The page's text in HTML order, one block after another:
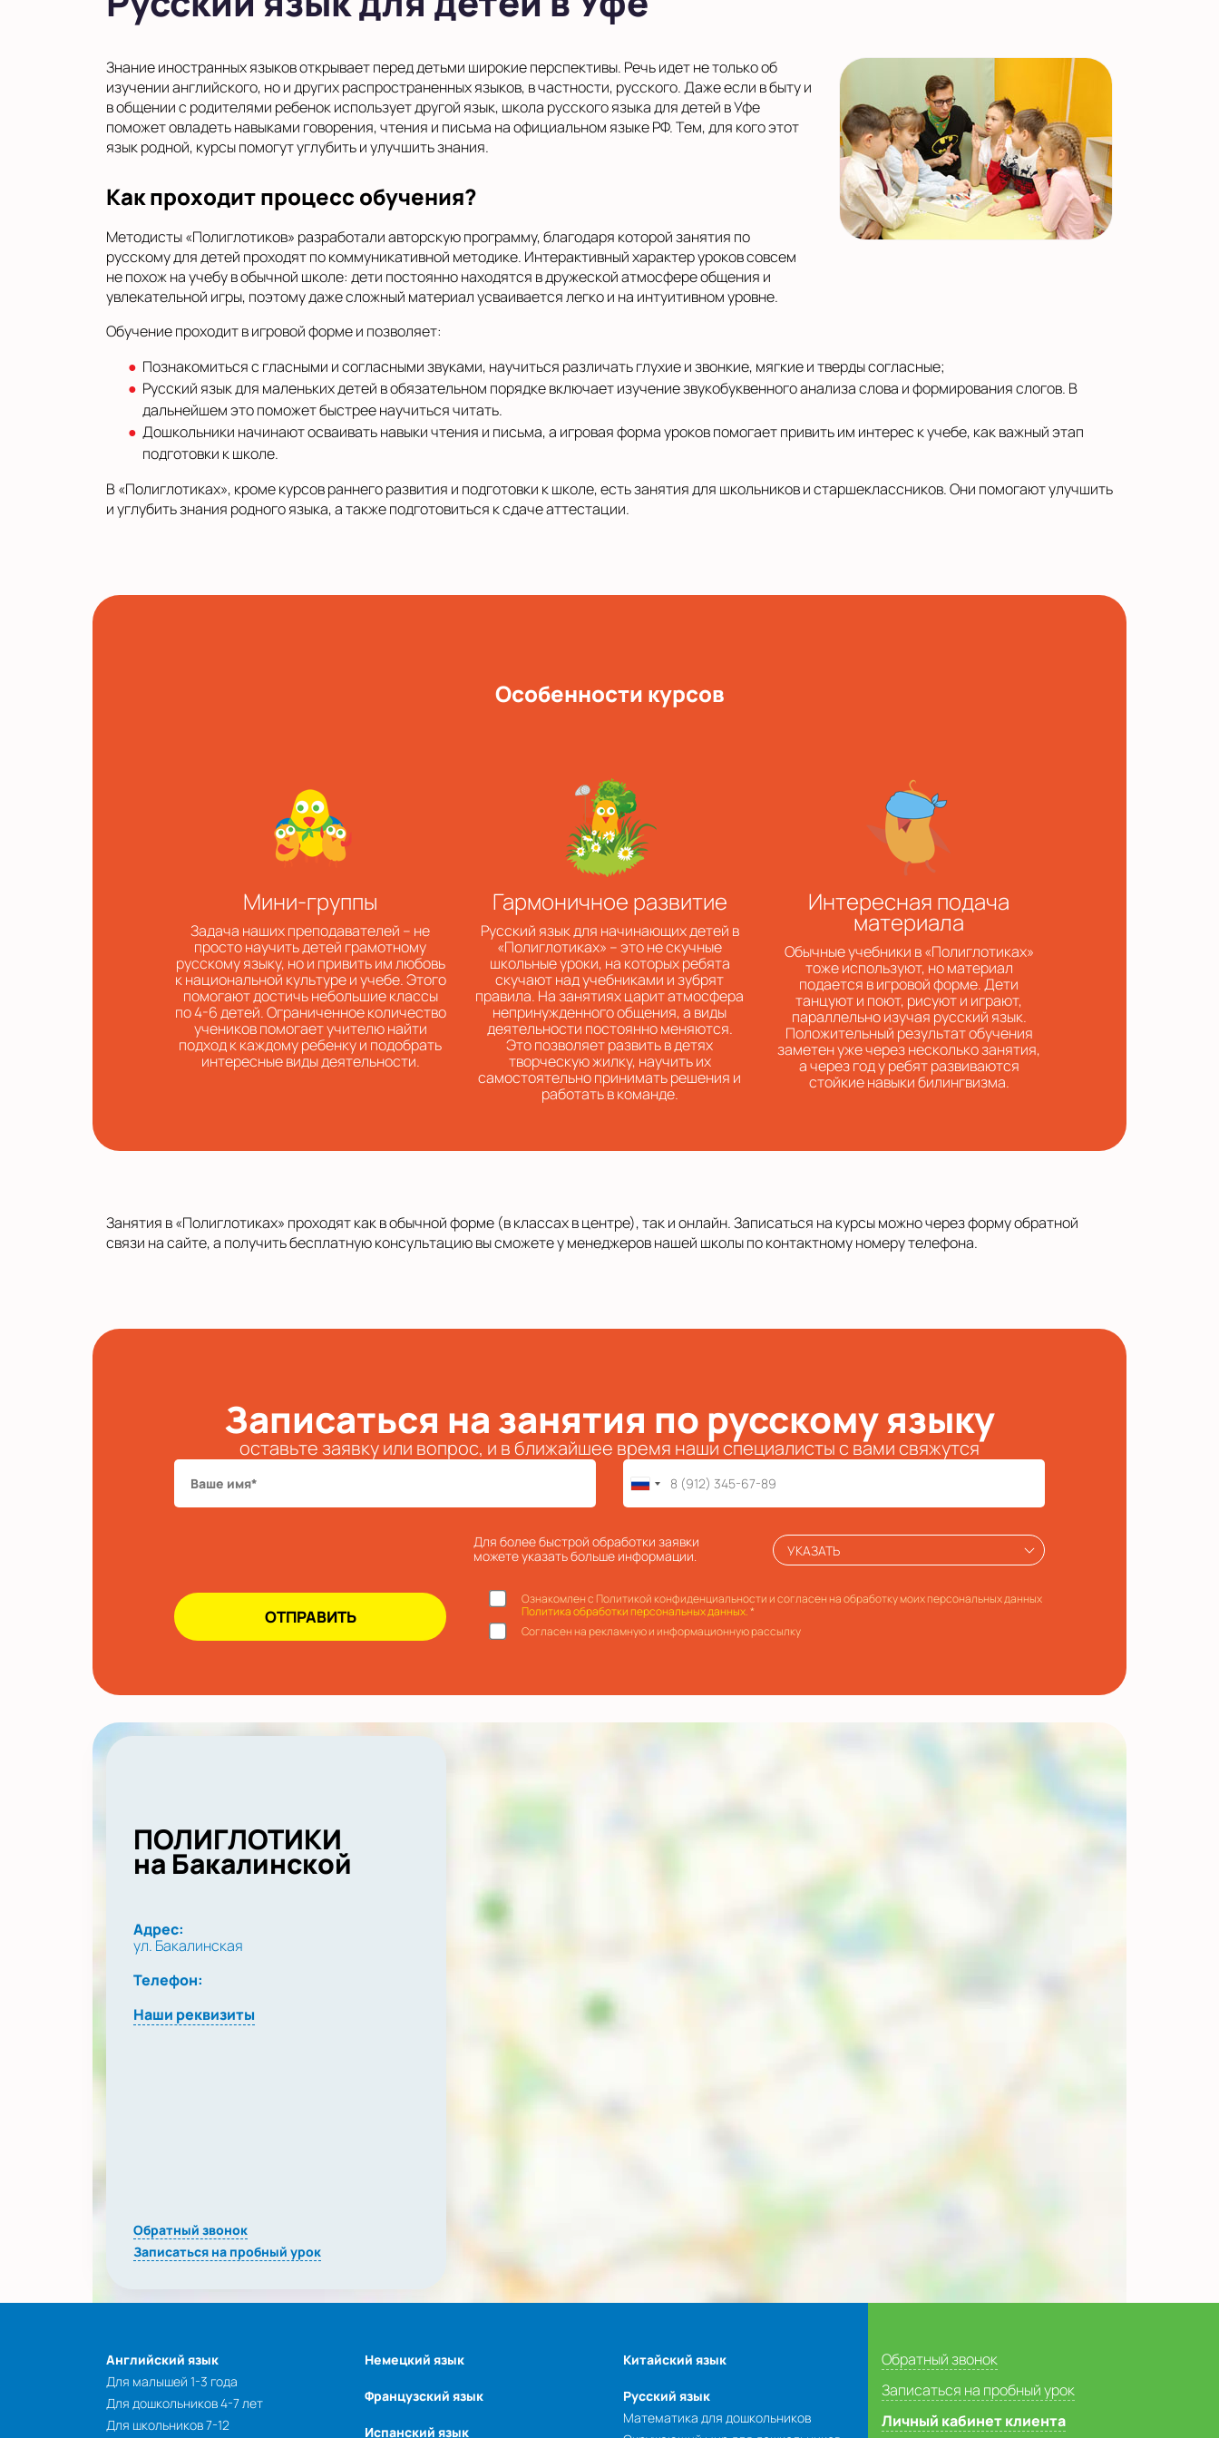
Знание иностранных языков открывает перед детьми широкие перспективы. Речь идет не только об
изучении английского, но и других распространенных языков, в частности, русского. Даже если в быту и
в общении с родителями ребенок использует другой язык, школа русского языка для детей в Уфе
поможет овладеть навыками говорения, чтения и письма на официальном языке РФ. Тем, для кого этот
язык родной, курсы помогут углубить и улучшить знания.
Как проходит процесс обучения?
Методисты «Полиглотиков» разработали авторскую программу, благодаря которой занятия по
русскому для детей проходят по коммуникативной методике. Интерактивный характер уроков совсем
не похож на учебу в обычной школе: дети постоянно находятся в дружеской атмосфере общения и
увлекательной игры, поэтому даже сложный материал усваивается легко и на интуитивном уровне.
Обучение проходит в игровой форме и позволяет:
Познакомиться с гласными и согласными звуками, научиться различать глухие и звонкие, мягкие и тверды согласные;
Русский язык для маленьких детей в обязательном порядке включает изучение звукобуквенного анализа слова и формирования слогов. В
дальнейшем это поможет быстрее научиться читать.
Дошкольники начинают осваивать навыки чтения и письма, а игровая форма уроков помогает привить им интерес к учебе, как важный этап
подготовки к школе.
В «Полиглотиках», кроме курсов раннего развития и подготовки к школе, есть занятия для школьников и старшеклассников. Они помогают улучшить
и углубить знания родного языка, а также подготовиться к сдаче аттестации.
Особенности курсов
Мини-группы
Задача наших преподавателей – не
просто научить детей грамотному
русскому языку, но и привить им любовь
к национальной культуре и учебе. Этого
помогают достичь небольшие классы
по 4-6 детей. Ограниченное количество
учеников помогает учителю найти
подход к каждому ребенку и подобрать
интересные виды деятельности.
Гармоничное развитие
Русский язык для начинающих детей в
«Полиглотиках» – это не скучные
школьные уроки, на которых ребята
скучают над учебниками и зубрят
правила. На занятиях царит атмосфера
непринужденного общения, а виды
деятельности постоянно меняются.
Это позволяет развить в детях
творческую жилку, научить их
самостоятельно принимать решения и
работать в команде.
Интересная подача
материала
Обычные учебники в «Полиглотиках»
тоже используют, но материал
подается в игровой форме. Дети
танцуют и поют, рисуют и играют,
параллельно изучая русский язык.
Положительный результат обучения
заметен уже через несколько занятия,
а через год у ребят развиваются
стойкие навыки билингвизма.
Занятия в «Полиглотиках» проходят как в обычной форме (в классах в центре), так и онлайн. Записаться на курсы можно через форму обратной
связи на сайте, а получить бесплатную консультацию вы сможете у менеджеров нашей школы по контактному номеру телефона.
Записаться на занятия по русскому языку
оставьте заявку или вопрос, и в ближайшее время наши специалисты с вами свяжутся
Для более быстрой обработки заявки
можете указать больше информации.
УКАЗАТЬ
Ознакомлен с Политикой конфиденциальности и согласен на обработку моих персональных данных
Политика обработки персональных данных.*
Согласен на рекламную и информационную рассылку
ПОЛИГЛОТИКИ
на Бакалинской
Адрес:
ул. Бакалинская
Телефон:
Наши реквизиты
Обратный звонок
Записаться на пробный урок
Английский язык
Для малышей 1-3 года
Для дошкольников 4-7 лет
Для школьников 7-12
Немецкий язык
Французский язык
Испанский язык
Китайский язык
Русский язык
Математика для дошкольников
Обратный звонок
Записаться на пробный урок
Личный кабинет клиента